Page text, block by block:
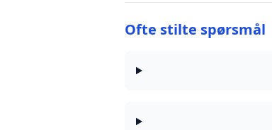
Ofte stilte spørsmål